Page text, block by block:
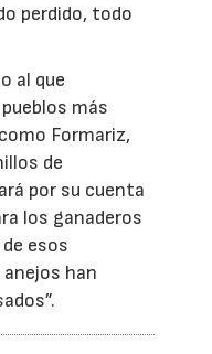
perdido, todo
al que
más
Formariz,
de
por su cuenta
los ganaderos
esos
han